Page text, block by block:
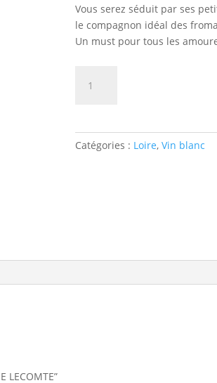
Vous serez séduit par ses
le compagnon idéal des
Un must pour tous les
DOMAINE
LECOMTE
Catégories : Loire, Vin blanc
LECOMTE”